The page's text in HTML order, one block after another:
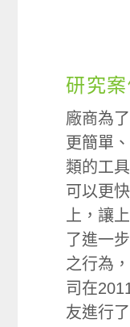
研究
廠商為
更簡單
類的工
可以更
上，讓
了進一
之行為
司在
友進行